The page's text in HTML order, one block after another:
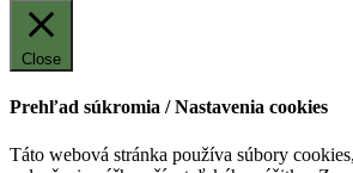
Close
Prehľad súkromia / Nastavenia cookies
Táto webová stránka používa súbory